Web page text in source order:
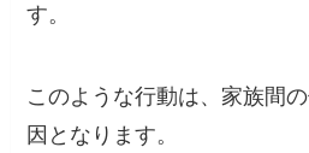
す。
このような行動は、家族間
因となります。